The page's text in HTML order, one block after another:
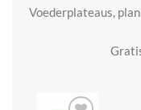
Voederplateaus,